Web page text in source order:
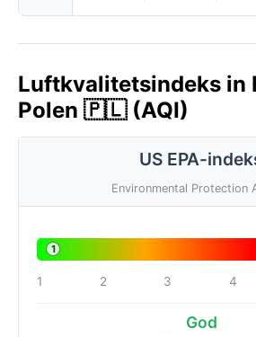
Luftkvalitetsindeks in
Polen 🇵🇱 (AQI)
US EPA-
Environmental Protection
1
1 2 3 4
God